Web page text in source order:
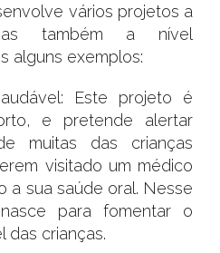
vários projetos a
também a nível
alguns exemplos:
Este projeto é
e pretende alertar
muitas das crianças
visitado um médico
a sua saúde oral. Nesse
para fomentar o
das crianças.